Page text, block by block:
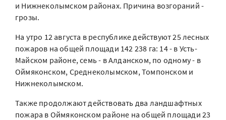
и Нижнеколымском районах. Причина возгораний -
грозы.
На утро 12 августа в республике действуют 25 лесных
пожаров на общей площади 142 238 га: 14 - в Усть-
Майском районе, семь - в Алданском, по одному - в
Оймяконском, Среднеколымском, Томпонском и
Нижнеколымском.
Также продолжают действовать два ландшафтных
пожара в Оймяконском районе на общей площади 23